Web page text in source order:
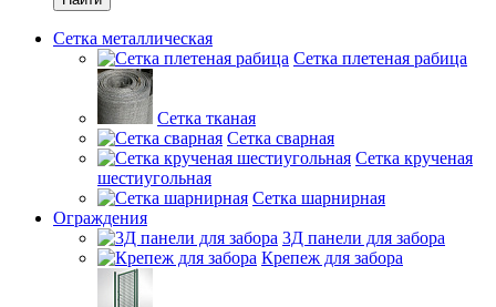
Сетка металлическая
Сетка плетеная рабица
Сетка тканая
Сетка сварная
Сетка крученая
шестиугольная
Сетка шарнирная
Ограждения
3Д панели для забора
Крепеж для забора